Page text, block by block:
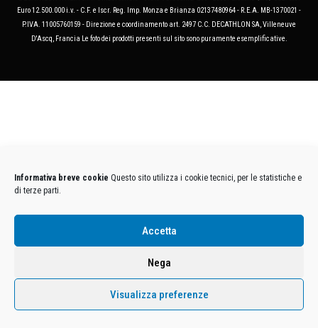
Informativa breve cookie Questo sito utilizza i cookie tecnici, per le statistiche e
di terze parti.
Accetta
Nega
Visualizza preferenze
Euro 12.500.000 i.v. - C.F. e Iscr. Reg. Imp. Monza e Brianza 02137480964 - R.E.A. MB-1370021 -
P.IVA. 11005760159 - Direzione e coordinamento art. 2497 C.C. DECATHLON SA, Villeneuve
D'Ascq, Francia Le foto dei prodotti presenti sul sito sono puramente esemplificative.